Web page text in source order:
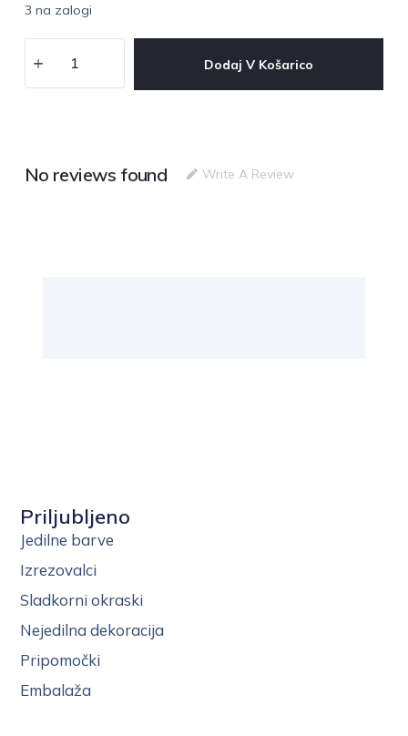
3 na zalogi
Dodaj V Košarico
No reviews found Write A Review
Priljubljeno
Jedilne barve
Izrezovalci
Sladkorni okraski
Nejedilna dekoracija
Pripomočki
Embalaža